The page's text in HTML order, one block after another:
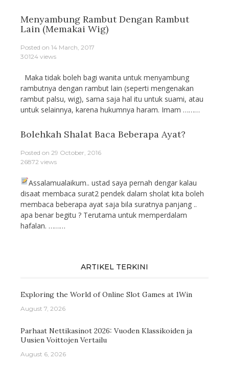
Menyambung Rambut Dengan Rambut
Lain (Memakai Wig)
Posted on 14 March, 2017
30124 views
Maka tidak boleh bagi wanita untuk menyambung
rambutnya dengan rambut lain (seperti mengenakan
rambut palsu, wig), sama saja hal itu untuk suami, atau
untuk selainnya, karena hukumnya haram. Imam ………
Bolehkah Shalat Baca Beberapa Ayat?
Posted on 29 October, 2016
26872 views
Assalamualaikum.. ustad saya pernah dengar kalau
disaat membaca surat2 pendek dalam sholat kita boleh
membaca beberapa ayat saja bila suratnya panjang ..
apa benar begitu ? Terutama untuk memperdalam
hafalan. ………
ARTIKEL TERKINI
Exploring the World of Online Slot Games at 1Win
August 7, 2026
Parhaat Nettikasinot 2026: Vuoden Klassikoiden ja
Uusien Voittojen Vertailu
August 6, 2026